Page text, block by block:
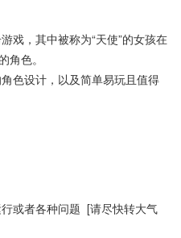
戏，其中被称为“天使”的女孩在
角色。
色设计，以及简单易玩且值得
或者各种问题 [请尽快转大气